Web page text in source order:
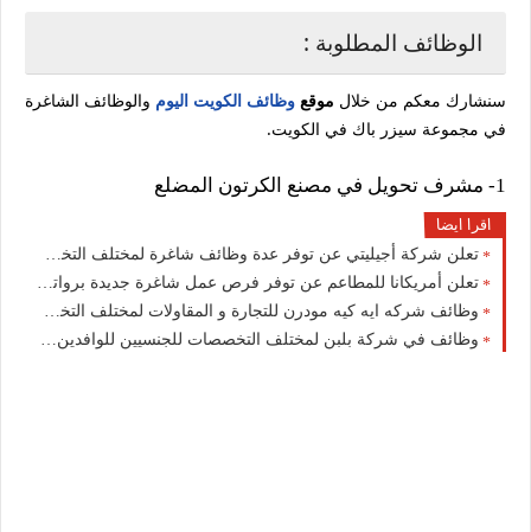
الوظائف المطلوبة :
سنشارك معكم من خلال موقع وظائف الكويت اليوم والوظائف الشاغرة
في مجموعة سيزر باك في الكويت.
1- مشرف تحويل في مصنع الكرتون المضلع
اقرا ايضا
تعلن شركة أجيليتي عن توفر عدة وظائف شاغرة لمختلف التخصصات بالكويت
تعلن أمريكانا للمطاعم عن توفر فرص عمل شاغرة جديدة برواتب عالية في الكويت
وظائف شركه ايه كيه مودرن للتجارة و المقاولات لمختلف التخصصات في الكويت لعام 2026
وظائف في شركة بلبن لمختلف التخصصات للجنسيين للوافدين والمقيمين في الكويت